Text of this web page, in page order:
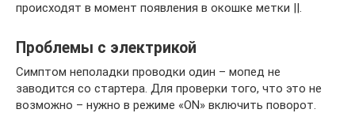
происходят в момент появления в окошке метки ||.
Проблемы с электрикой
Симптом неполадки проводки один – мопед не
заводится со стартера. Для проверки того, что это не
возможно – нужно в режиме «ON» включить поворот.